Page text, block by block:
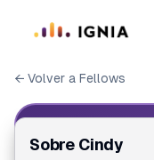
← Volver a Fellows
ID de Fellow
Sobre Cindy